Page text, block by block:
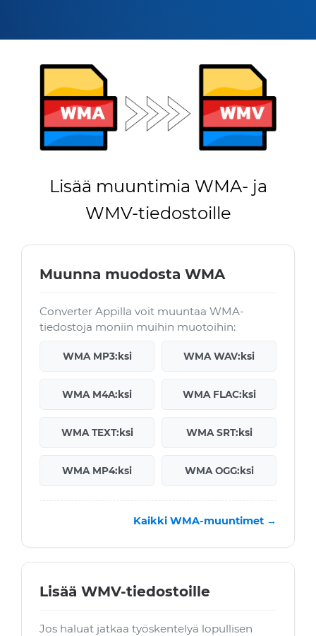
Lisää muuntimia WMA- ja
WMV-tiedostoille
Muunna muodosta WMA
Converter Appilla voit muuntaa WMA-
tiedostoja moniin muihin muotoihin:
WMA MP3:ksi WMA WAV:ksi
WMA M4A:ksi WMA FLAC:ksi
WMA TEXT:ksi WMA SRT:ksi
WMA MP4:ksi WMA OGG:ksi
Kaikki WMA-muuntimet →
Lisää WMV-tiedostoille
Jos haluat jatkaa työskentelyä lopullisen